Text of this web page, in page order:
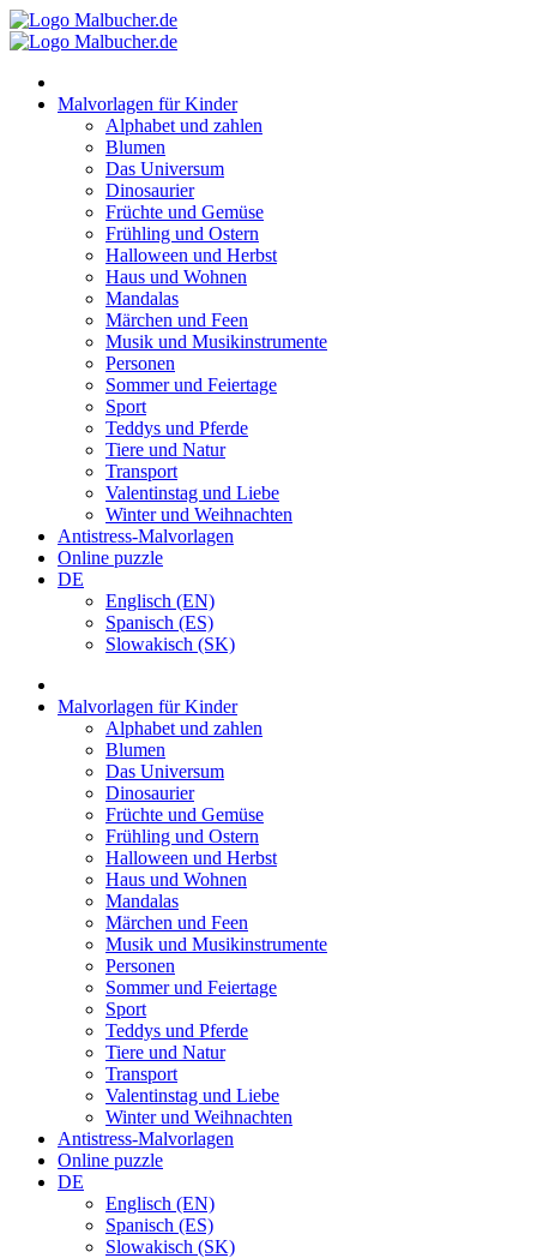
Zum
Inhalt
Malvorlagen für Kinder
Alphabet und zahlen
Blumen
Das Universum
Dinosaurier
Früchte und Gemüse
Frühling und Ostern
Halloween und Herbst
Haus und Wohnen
Mandalas
Märchen und Feen
Musik und Musikinstrumente
Personen
Sommer und Feiertage
Sport
Teddys und Pferde
Tiere und Natur
Transport
Valentinstag und Liebe
Winter und Weihnachten
Antistress-Malvorlagen
Online puzzle
DE
Englisch (EN)
Spanisch (ES)
Slowakisch (SK)
Malvorlagen für Kinder
Alphabet und zahlen
Blumen
Das Universum
Dinosaurier
Früchte und Gemüse
Frühling und Ostern
Halloween und Herbst
Haus und Wohnen
Mandalas
Märchen und Feen
Musik und Musikinstrumente
Personen
Sommer und Feiertage
Sport
Teddys und Pferde
Tiere und Natur
Transport
Valentinstag und Liebe
Winter und Weihnachten
Antistress-Malvorlagen
Online puzzle
DE
Englisch (EN)
Spanisch (ES)
Slowakisch (SK)